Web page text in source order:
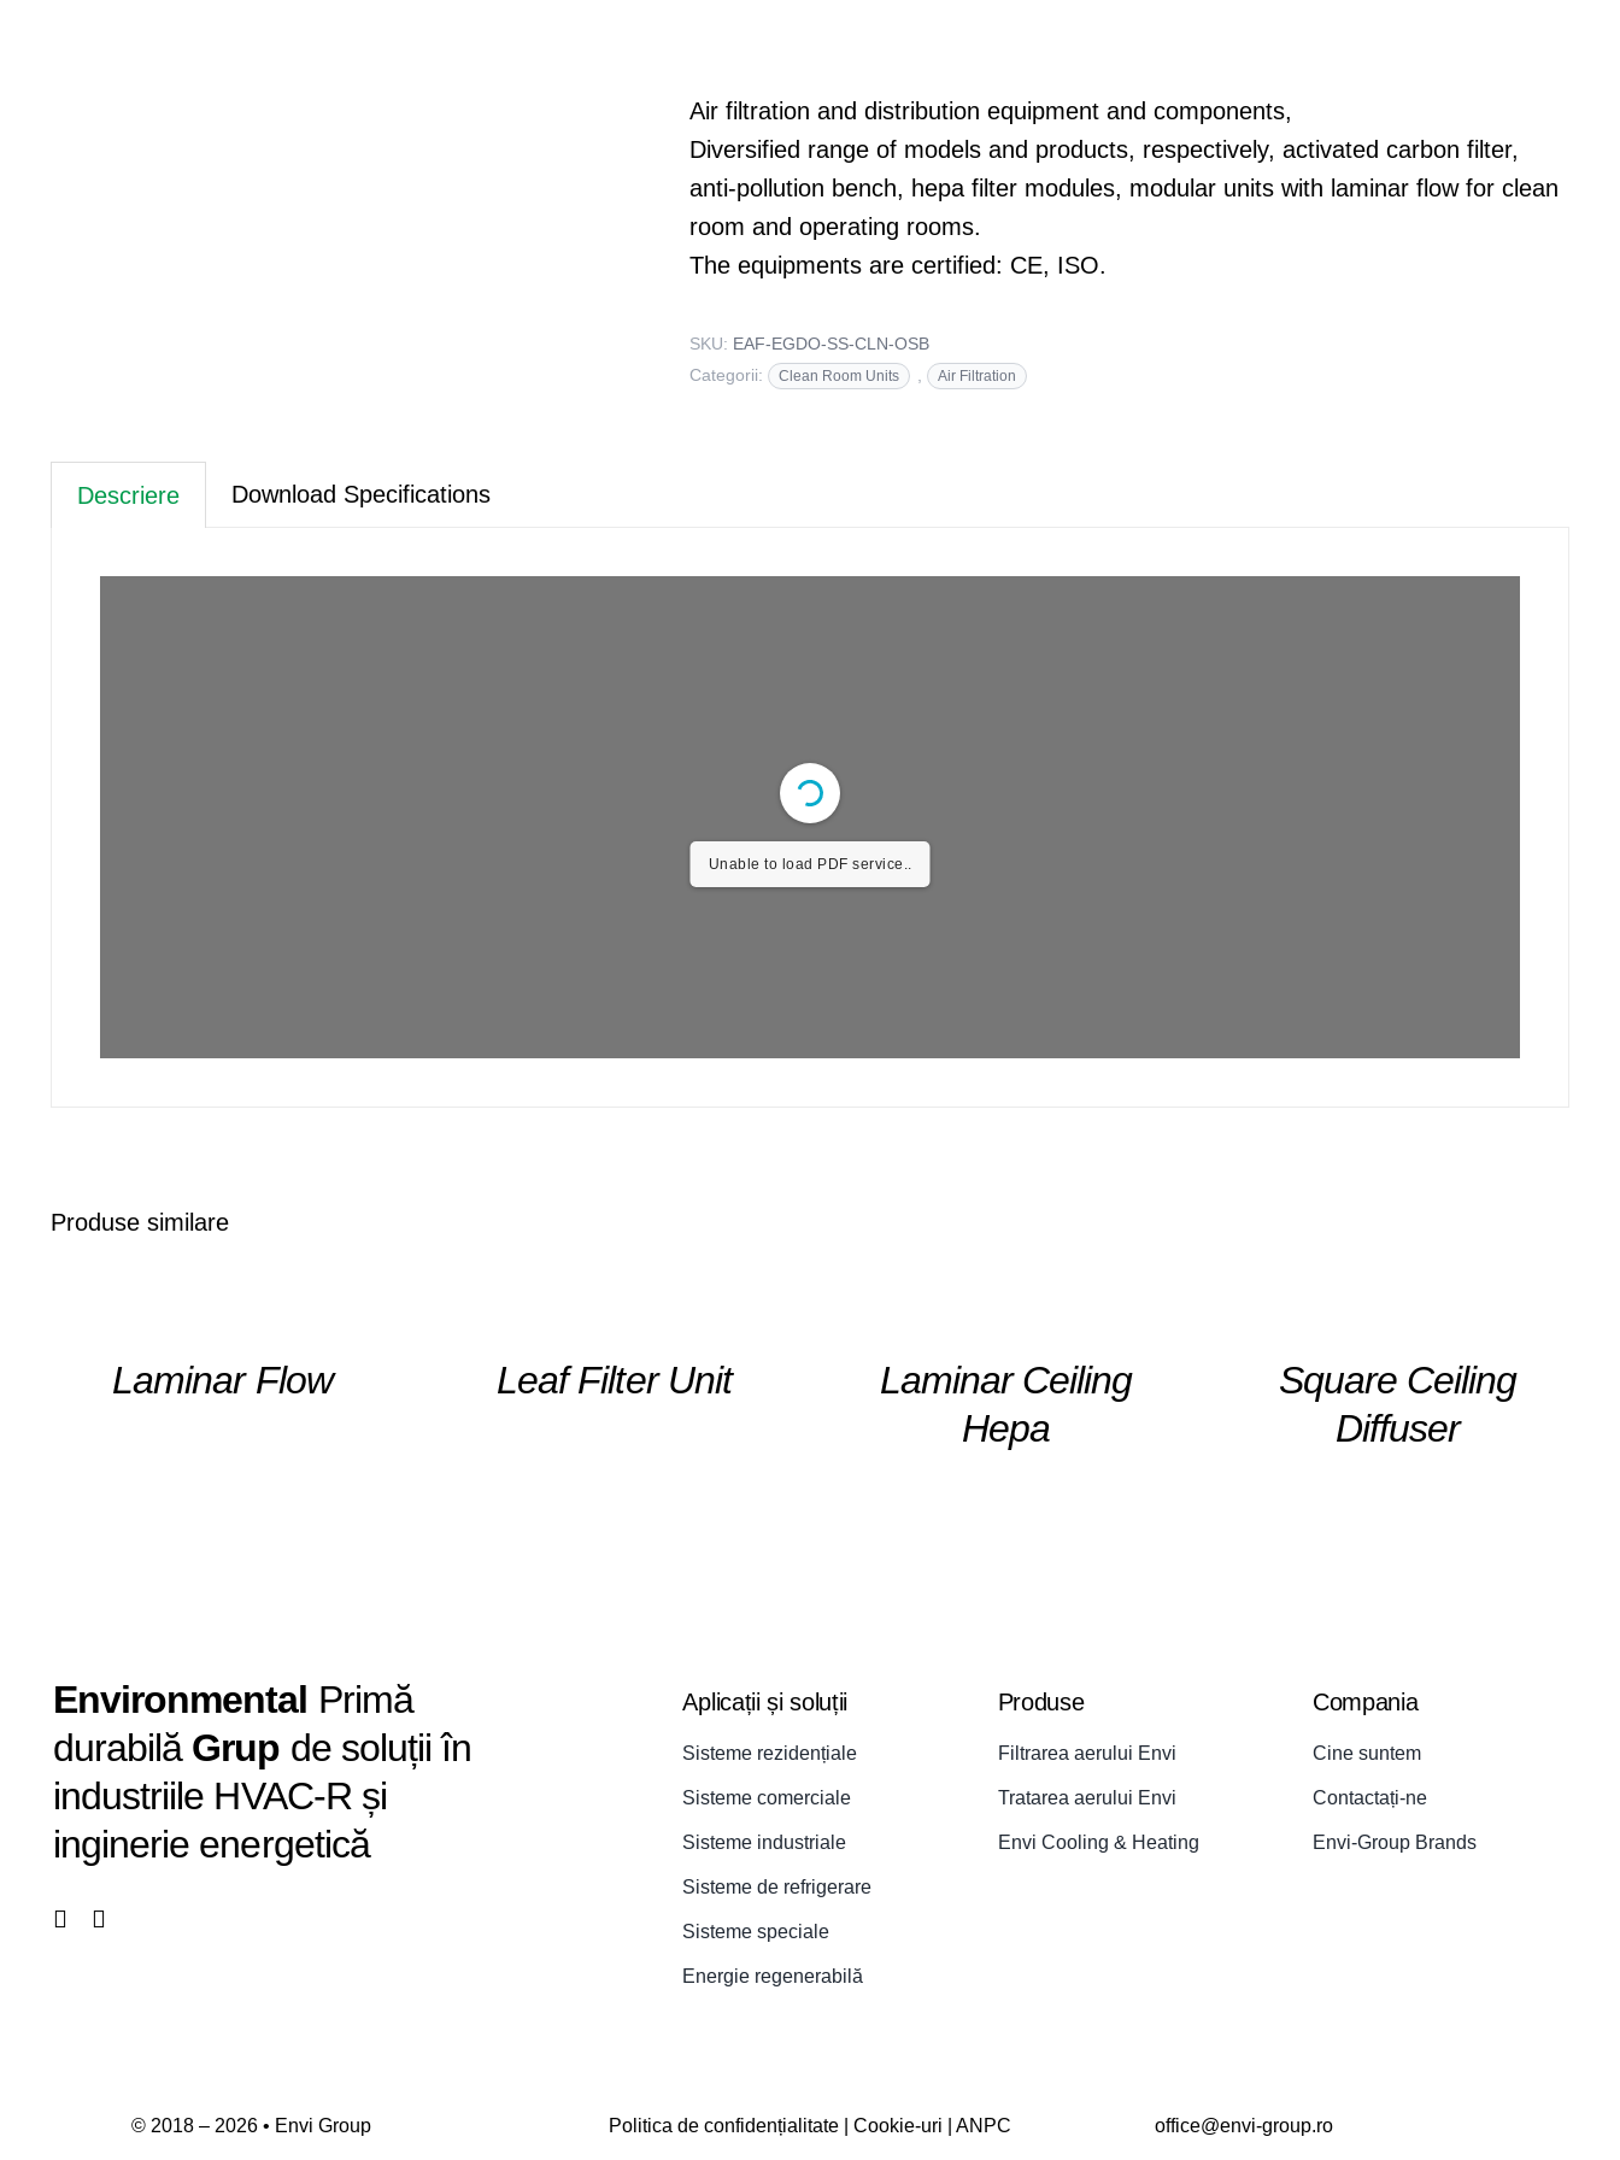
Air filtration and distribution equipment and components,
Diversified range of models and products, respectively, activated carbon filter,
anti-pollution bench, hepa filter modules, modular units with laminar flow for clean
room and operating rooms.
The equipments are certified: CE, ISO.
SKU: EAF-EGDO-SS-CLN-OSB
Categorii:
Clean Room Units Air Filtration
Descriere Download Specifications
Unable to load PDF service..
Produse similare
Laminar Flow Leaf Filter Unit
Laminar Ceiling
Hepa
Square Ceiling
Diffuser
Environmental Primă
durabilă Grup de soluții în
industriile HVAC-R și
inginerie energetică
Aplicații și soluții
Sisteme rezidențiale
Sisteme comerciale
Sisteme industriale
Sisteme de refrigerare
Sisteme speciale
Energie regenerabilă
Produse
Filtrarea aerului Envi
Tratarea aerului Envi
Envi Cooling & Heating
Compania
Cine suntem
Contactați-ne
Envi-Group Brands
© 2018 – 2026 • Envi Group Politica de confidențialitate| Cookie-uri ANPC office@envi-group.ro